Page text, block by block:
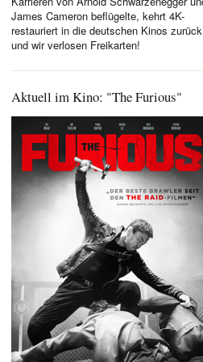
James Cameron beflügelte, kehrt 4K-
restauriert in die deutschen Kinos zurück
und wir verlosen Freikarten!
Aktuell im Kino: "The Furious"